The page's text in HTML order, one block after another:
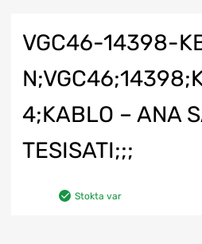
VGC46-14398-
4;KABLO – ANA
TESISATI;;;
Stokta var